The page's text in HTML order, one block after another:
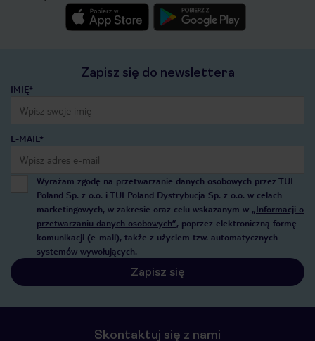
Zapisz się do newslettera
IMIĘ*
E-MAIL*
Wyrażam zgodę na przetwarzanie danych osobowych przez TUI
Poland Sp. z o.o. i TUI Poland Dystrybucja Sp. z o.o. w celach
marketingowych, w zakresie oraz celu wskazanym w „Informacji o
przetwarzaniu danych osobowych”, poprzez elektroniczną formę
komunikacji (e-mail), także z użyciem tzw. automatycznych
systemów wywołujących.
Zapisz się
Skontaktuj się z nami